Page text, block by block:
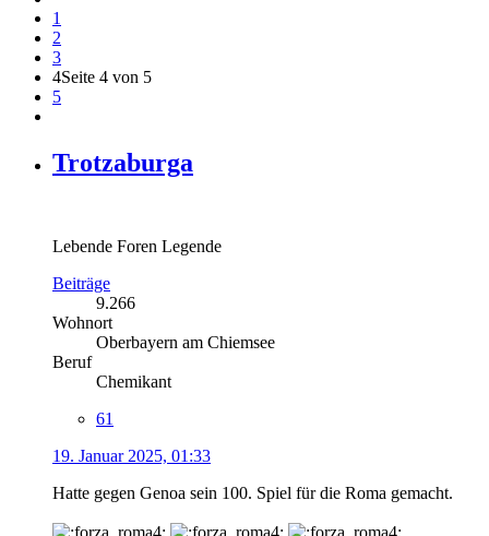
1
2
3
4Seite 4 von 5
5
Trotzaburga
Lebende Foren Legende
Beiträge
9.266
Wohnort
Oberbayern am Chiemsee
Beruf
Chemikant
61
19. Januar 2025, 01:33
Hatte gegen Genoa sein 100. Spiel für die Roma gemacht.